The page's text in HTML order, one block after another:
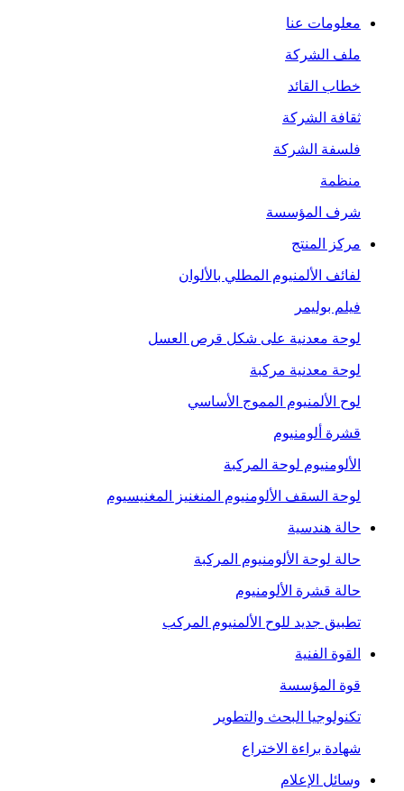
معلومات عنا
ملف الشركة
خطاب القائد
ثقافة الشركة
فلسفة الشركة
منظمة
شرف المؤسسة
مركز المنتج
لفائف الألمنيوم المطلي بالألوان
فيلم بوليمر
لوحة معدنية على شكل قرص العسل
لوحة معدنية مركبة
لوح الألمنيوم المموج الأساسي
قشرة ألومنيوم
الألومنيوم لوحة المركبة
لوحة السقف الألومنيوم المنغنيز المغنيسيوم
حالة هندسية
حالة لوحة الألومنيوم المركبة
حالة قشرة الألومنيوم
تطبيق جديد للوح الألمنيوم المركب
القوة الفنية
قوة المؤسسة
تكنولوجيا البحث والتطوير
شهادة براءة الاختراع
وسائل الإعلام